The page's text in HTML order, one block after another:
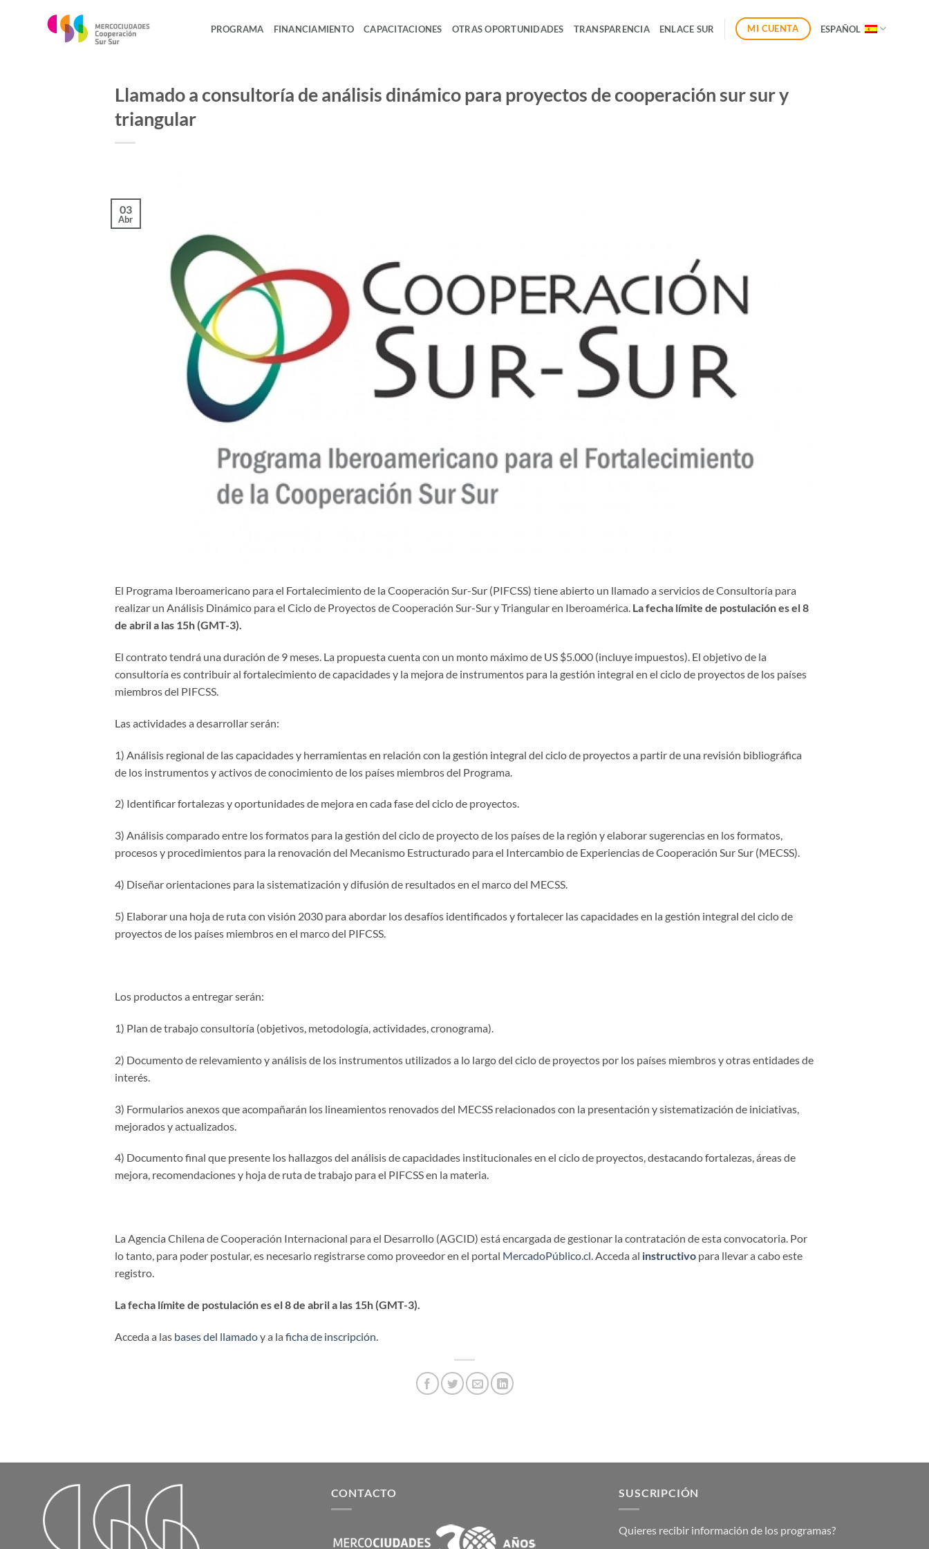
PROGRAMA FINANCIAMIENTO CAPACITACIONES OTRAS OPORTUNIDADES TRANSPARENCIA ENLACE SUR MI CUENTA ESPAÑOL
Llamado a consultoría de análisis dinámico para proyectos de cooperación sur sur y
triangular
03
Abr
El Programa Iberoamericano para el Fortalecimiento de la Cooperación Sur-Sur (PIFCSS) tiene abierto un llamado a servicios de Consultoría para
realizar un Análisis Dinámico para el Ciclo de Proyectos de Cooperación Sur-Sur y Triangular en Iberoamérica. La fecha límite de postulación es el 8
de abril a las 15h (GMT-3).
El contrato tendrá una duración de 9 meses. La propuesta cuenta con un monto máximo de US $5.000 (incluye impuestos). El objetivo de la
consultoría es contribuir al fortalecimiento de capacidades y la mejora de instrumentos para la gestión integral en el ciclo de proyectos de los países
miembros del PIFCSS.
Las actividades a desarrollar serán:
1) Análisis regional de las capacidades y herramientas en relación con la gestión integral del ciclo de proyectos a partir de una revisión bibliográfica
de los instrumentos y activos de conocimiento de los países miembros del Programa.
2) Identificar fortalezas y oportunidades de mejora en cada fase del ciclo de proyectos.
3) Análisis comparado entre los formatos para la gestión del ciclo de proyecto de los países de la región y elaborar sugerencias en los formatos,
procesos y procedimientos para la renovación del Mecanismo Estructurado para el Intercambio de Experiencias de Cooperación Sur Sur (MECSS).
4) Diseñar orientaciones para la sistematización y difusión de resultados en el marco del MECSS.
5) Elaborar una hoja de ruta con visión 2030 para abordar los desafíos identificados y fortalecer las capacidades en la gestión integral del ciclo de
proyectos de los países miembros en el marco del PIFCSS.
Los productos a entregar serán:
1) Plan de trabajo consultoría (objetivos, metodología, actividades, cronograma).
2) Documento de relevamiento y análisis de los instrumentos utilizados a lo largo del ciclo de proyectos por los países miembros y otras entidades de
interés.
3) Formularios anexos que acompañarán los lineamientos renovados del MECSS relacionados con la presentación y sistematización de iniciativas,
mejorados y actualizados.
4) Documento final que presente los hallazgos del análisis de capacidades institucionales en el ciclo de proyectos, destacando fortalezas, áreas de
mejora, recomendaciones y hoja de ruta de trabajo para el PIFCSS en la materia.
La Agencia Chilena de Cooperación Internacional para el Desarrollo (AGCID) está encargada de gestionar la contratación de esta convocatoria. Por
lo tanto, para poder postular, es necesario registrarse como proveedor en el portal MercadoPúblico.cl. Acceda al instructivo para llevar a cabo este
registro.
La fecha límite de postulación es el 8 de abril a las 15h (GMT-3).
Acceda a las bases del llamadoy a laficha de inscripción
CONTACTO SUSCRIPCIÓN
Quieres recibir información de los programas?